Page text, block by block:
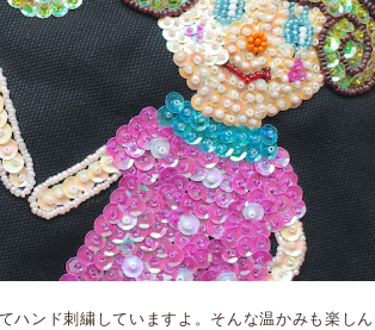
ハンド刺繍していますよ。そんな温かみも楽し